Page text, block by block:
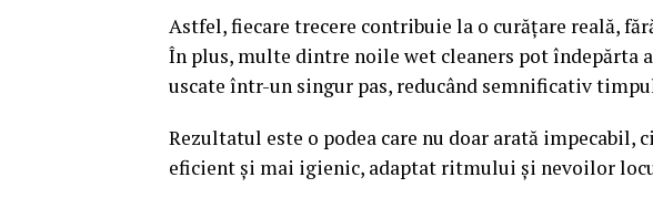
Astfel, fiecare trecere contribuie la o curățare reală,
În plus, multe dintre noile wet cleaners pot îndepărta
uscate într-un singur pas, reducând semnificativ
Rezultatul este o podea care nu doar arată impecabil,
eficient și mai igienic, adaptat ritmului și nevoilor